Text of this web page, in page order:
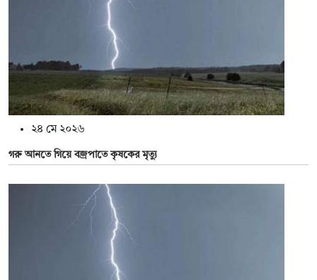
২৪ মে ২০২৬
গরু আনতে গিয়ে বজ্রপাতে কৃষকের মৃত্যু